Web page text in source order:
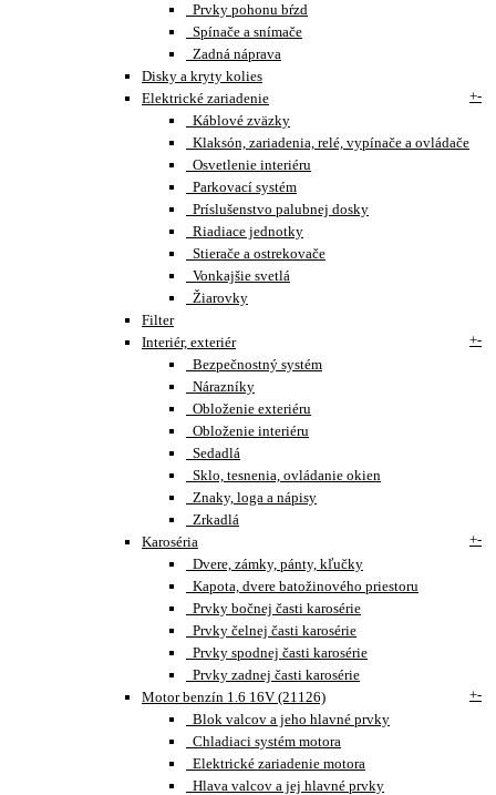
Prvky pohonu bŕzd
Spínače a snímače
Zadná náprava
Disky a kryty kolies
Elektrické zariadenie
+-
Káblové zväzky
Klaksón, zariadenia, relé, vypínače a ovládače
Osvetlenie interiéru
Parkovací systém
Príslušenstvo palubnej dosky
Riadiace jednotky
Stierače a ostrekovače
Vonkajšie svetlá
Žiarovky
Filter
Interiér, exteriér
+-
Bezpečnostný systém
Nárazníky
Obloženie exteriéru
Obloženie interiéru
Sedadlá
Sklo, tesnenia, ovládanie okien
Znaky, loga a nápisy
Zrkadlá
Karoséria
+-
Dvere, zámky, pánty, kľučky
Kapota, dvere batožinového priestoru
Prvky bočnej časti karosérie
Prvky čelnej časti karosérie
Prvky spodnej časti karosérie
Prvky zadnej časti karosérie
Motor benzín 1.6 16V (21126)
+-
Blok valcov a jeho hlavné prvky
Chladiaci systém motora
Elektrické zariadenie motora
Hlava valcov a jej hlavné prvky